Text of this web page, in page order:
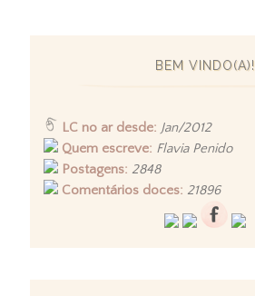
BEM VINDO(A)!
LC no ar desde: Jan/2012
Quem escreve: Flavia Penido
Postagens: 2848
Comentários doces: 21896